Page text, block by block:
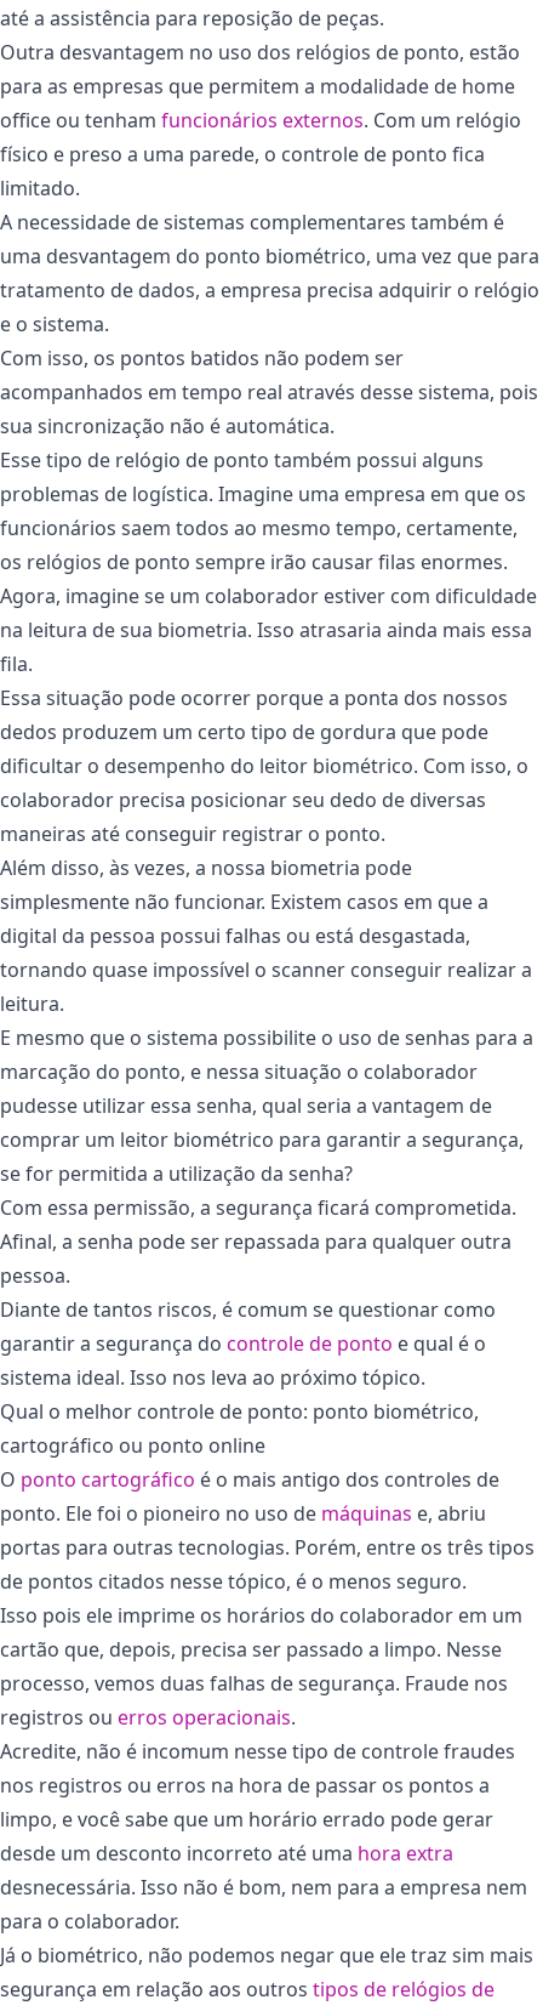
até a assistência para reposição de peças.
Outra desvantagem no uso dos relógios de ponto, estão
para as empresas que permitem a modalidade de home
office ou tenham funcionários externos. Com um relógio
físico e preso a uma parede, o controle de ponto fica
limitado.
A necessidade de sistemas complementares também é
uma desvantagem do ponto biométrico, uma vez que para
tratamento de dados, a empresa precisa adquirir o relógio
e o sistema.
Com isso, os pontos batidos não podem ser
acompanhados em tempo real através desse sistema, pois
sua sincronização não é automática.
Esse tipo de relógio de ponto também possui alguns
problemas de logística. Imagine uma empresa em que os
funcionários saem todos ao mesmo tempo, certamente,
os relógios de ponto sempre irão causar filas enormes.
Agora, imagine se um colaborador estiver com dificuldade
na leitura de sua biometria. Isso atrasaria ainda mais essa
fila.
Essa situação pode ocorrer porque a ponta dos nossos
dedos produzem um certo tipo de gordura que pode
dificultar o desempenho do leitor biométrico. Com isso, o
colaborador precisa posicionar seu dedo de diversas
maneiras até conseguir registrar o ponto.
Além disso, às vezes, a nossa biometria pode
simplesmente não funcionar. Existem casos em que a
digital da pessoa possui falhas ou está desgastada,
tornando quase impossível o scanner conseguir realizar a
leitura.
E mesmo que o sistema possibilite o uso de senhas para a
marcação do ponto, e nessa situação o colaborador
pudesse utilizar essa senha, qual seria a vantagem de
comprar um leitor biométrico para garantir a segurança,
se for permitida a utilização da senha?
Com essa permissão, a segurança ficará comprometida.
Afinal, a senha pode ser repassada para qualquer outra
pessoa.
Diante de tantos riscos, é comum se questionar como
garantir a segurança do controle de ponto e qual é o
sistema ideal. Isso nos leva ao próximo tópico.
Qual o melhor controle de ponto: ponto biométrico,
cartográfico ou ponto online
O ponto cartográfico é o mais antigo dos controles de
ponto. Ele foi o pioneiro no uso de máquinas e, abriu
portas para outras tecnologias. Porém, entre os três tipos
de pontos citados nesse tópico, é o menos seguro.
Isso pois ele imprime os horários do colaborador em um
cartão que, depois, precisa ser passado a limpo. Nesse
processo, vemos duas falhas de segurança. Fraude nos
registros ou erros operacionais.
Acredite, não é incomum nesse tipo de controle fraudes
nos registros ou erros na hora de passar os pontos a
limpo, e você sabe que um horário errado pode gerar
desde um desconto incorreto até uma hora extra
desnecessária. Isso não é bom, nem para a empresa nem
para o colaborador.
Já o biométrico, não podemos negar que ele traz sim mais
segurança em relação aos outros tipos de relógios de